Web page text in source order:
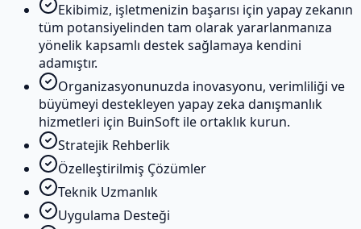
Ekibimiz, işletmenizin başarısı için yapay zekanın
tüm potansiyelinden tam olarak yararlanmanıza
yönelik kapsamlı destek sağlamaya kendini
adamıştır.
Organizasyonunuzda inovasyonu, verimliliği ve
büyümeyi destekleyen yapay zeka danışmanlık
hizmetleri için BuinSoft ile ortaklık kurun.
Stratejik Rehberlik
Özelleştirilmiş Çözümler
Teknik Uzmanlık
Uygulama Desteği